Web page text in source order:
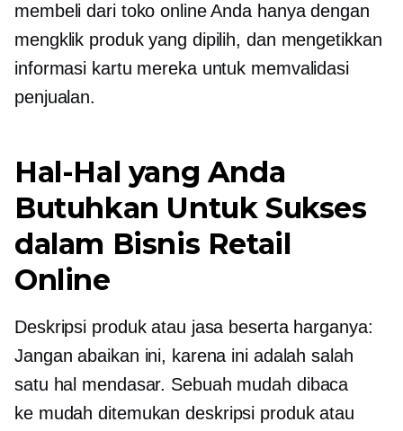
membeli dari toko online Anda hanya dengan
mengklik produk yang dipilih, dan mengetikkan
informasi kartu mereka untuk memvalidasi
penjualan.
Hal-Hal yang Anda
Butuhkan Untuk Sukses
dalam Bisnis Retail
Online
Deskripsi produk atau jasa beserta harganya:
Jangan abaikan ini, karena ini adalah salah
satu hal mendasar. Sebuah mudah dibaca
ke mudah ditemukan deskripsi produk atau